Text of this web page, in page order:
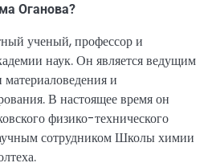
Оганова?
ученый, профессор и
наук. Он является ведущим
и
В настоящее время он
физико-технического
сотрудником Школы химии